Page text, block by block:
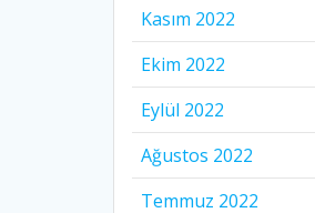
Kasım 2022
Ekim 2022
Eylül 2022
Ağustos 2022
Temmuz 2022